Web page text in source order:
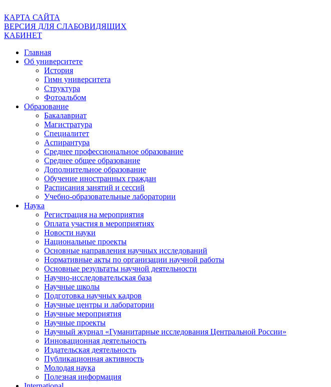
КАРТА САЙТА
ВЕРСИЯ ДЛЯ СЛАБОВИДЯЩИХ
КАБИНЕТ
Главная
Об университете
История
Гимн университета
Структура
Фотоальбом
Образование
Бакалавриат
Магистратура
Специалитет
Аспирантура
Среднее профессиональное образование
Среднее общее образование
Дополнительное образование
Обучение иностранных граждан
Расписания занятий и сессий
Учебно-образовательные лаборатории
Наука
Регистрация на мероприятия
Оплата участия в мероприятиях
Новости науки
Национальные проекты
Основные направления научных исследований
Нормативные акты по организации научной работы
Основные результаты научной деятельности
Научно-исследовательская база
Научные школы
Подготовка научных кадров
Научные центры и лаборатории
Научные мероприятия
Научные проекты
Научный журнал «Гуманитарные исследования Центральной России»
Инновационная деятельность
Издательская деятельность
Публикационная активность
Молодая наука
Полезная информация